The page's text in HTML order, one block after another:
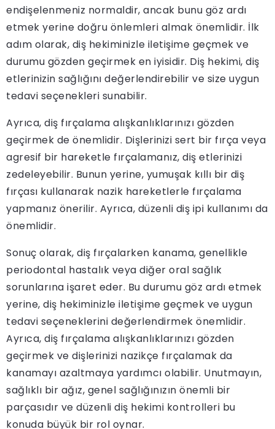
endişelenmeniz normaldir, ancak bunu göz ardı
etmek yerine doğru önlemleri almak önemlidir. İlk
adım olarak, diş hekiminizle iletişime geçmek ve
durumu gözden geçirmek en iyisidir. Diş hekimi, diş
etlerinizin sağlığını değerlendirebilir ve size uygun
tedavi seçenekleri sunabilir.
Ayrıca, diş fırçalama alışkanlıklarınızı gözden
geçirmek de önemlidir. Dişlerinizi sert bir fırça veya
agresif bir hareketle fırçalamanız, diş etlerinizi
zedeleyebilir. Bunun yerine, yumuşak kıllı bir diş
fırçası kullanarak nazik hareketlerle fırçalama
yapmanız önerilir. Ayrıca, düzenli diş ipi kullanımı da
önemlidir.
Sonuç olarak, diş fırçalarken kanama, genellikle
periodontal hastalık veya diğer oral sağlık
sorunlarına işaret eder. Bu durumu göz ardı etmek
yerine, diş hekiminizle iletişime geçmek ve uygun
tedavi seçeneklerini değerlendirmek önemlidir.
Ayrıca, diş fırçalama alışkanlıklarınızı gözden
geçirmek ve dişlerinizi nazikçe fırçalamak da
kanamayı azaltmaya yardımcı olabilir. Unutmayın,
sağlıklı bir ağız, genel sağlığınızın önemli bir
parçasıdır ve düzenli diş hekimi kontrolleri bu
konuda büyük bir rol oynar.